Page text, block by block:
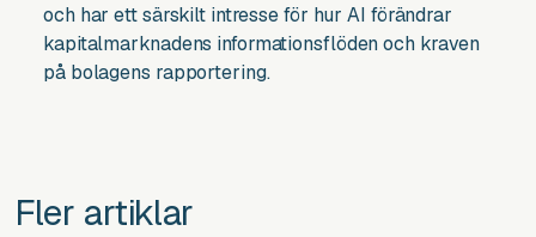
och har ett särskilt intresse för hur AI förändrar
kapitalmarknadens informationsflöden och kraven
på bolagens rapportering.
Fler artiklar